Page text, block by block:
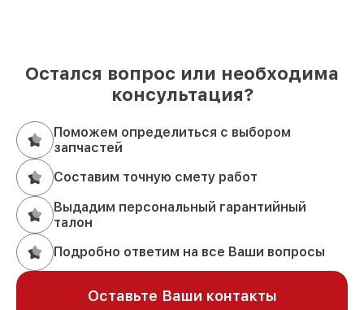
Остался вопрос или необходима
консультация?
Поможем определиться с выбором
запчастей
Составим точную смету работ
Выдадим персональный гарантийный
талон
Подробно ответим на все Ваши вопросы
Оставьте Ваши контакты